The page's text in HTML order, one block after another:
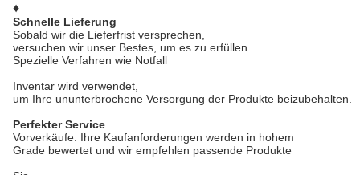
♦
Schnelle Lieferung
Sobald wir die Lieferfrist versprechen,
versuchen wir unser Bestes, um es zu erfüllen.
Spezielle Verfahren wie Notfall
Inventar wird verwendet,
um Ihre ununterbrochene Versorgung der Produkte beizubehalten.
Perfekter Service
Vorverkäufe: Ihre Kaufanforderungen werden in hohem
Grade bewertet und wir empfehlen passende Produkte